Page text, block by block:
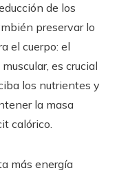
de los
preservar lo
el cuerpo: el
es crucial
los nutrientes y
la masa
calórico.
más energía